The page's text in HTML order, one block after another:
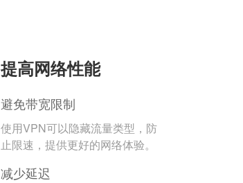
提高网络性能
避免带宽限制
使用VPN可以隐藏流量类型，防
止限速，提供更好的网络体验。
减少延迟